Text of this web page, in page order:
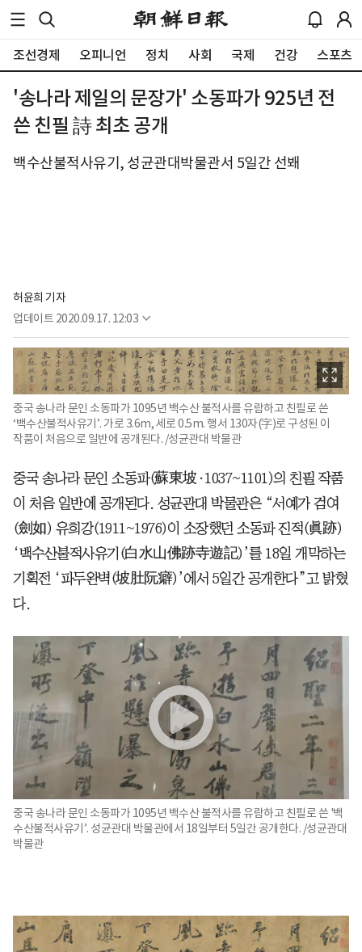
조선경제 오피니언 정치 사회 국제 건강 스포츠
'송나라 제일의 문장가' 소동파가 925년 전
쓴 친필 詩 최초 공개
백수산불적사유기, 성균관대박물관서 5일간 선봬
허윤희 기자
업데이트 2020.09.17. 12:03
중국 송나라 문인 소동파가 1095년 백수산 불적사를 유람하고 친필로 쓴
‘백수산불적사유기’. 가로 3.6m, 세로 0.5m. 행서 130자(字)로 구성된 이
작품이 처음으로 일반에 공개된다. /성균관대 박물관
중국 송나라 문인 소동파(蘇東坡·1037~1101)의 친필 작품
이 처음 일반에 공개된다. 성균관대 박물관은 “서예가 검여
(劍如) 유희강(1911~1976)이 소장했던 소동파 진적(眞跡)
‘백수산불적사유기(白水山佛跡寺遊記)’를 18일 개막하는
기획전 ‘파두완벽(坡肚阮癖)’에서 5일간 공개한다”고 밝혔
다.
중국 송나라 문인 소동파가 1095년 백수산 불적사를 유람하고 친필로 쓴 '백
수산불적사유기’. 성균관대 박물관에서 18일부터 5일간 공개한다. /성균관대
박물관